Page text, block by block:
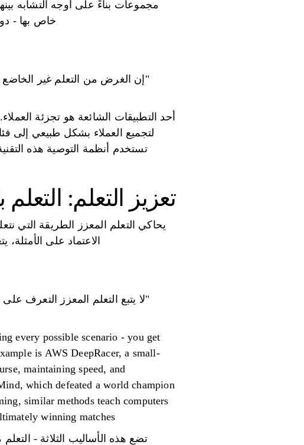
مجموعات بناءً على أوجه التشابه
خاص بها -
"إن الغرض من التعلم غير الخاضع
أحد التطبيقات الشائعة هو تجزئة
لتجميع العملاء بشكل طبيعي إلى
تستخدم أنظمة التوصية هذه
تعزيز التعلم:
يحاكي التعلم المعزز الطريقة التي
الاعتماد على
"لا يتبع التعلم المعزز التعرف
every possible scenario - you get
is AWS DeepRacer, a small-
maintaining speed, and
which defeated a world champion
similar methods teach computers
winning matches.
تضع هذه الأساليب الثلاثة -